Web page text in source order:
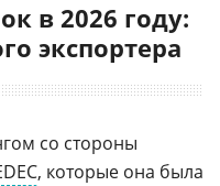
в 2026 году:
экспортера
со стороны
, которые она была